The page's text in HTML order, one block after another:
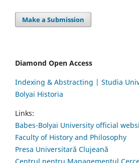
Make a Submission
Diamond Open Access
Indexing & Abstracting | Studia
Bolyai Historia
Links:
Babes-Bolyai University official
Faculty of History and Philosophy
Presa Universitară Clujeană
Centrul pentru Managementul